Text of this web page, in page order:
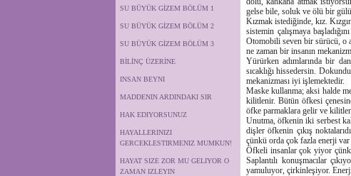
SU BÜYÜK GİZEM BÖLÜM 1
SU BÜYÜK GİZEM BÖLÜM 2
SU BÜYÜK GİZEM BÖLÜM 3
BİLİNÇ ÜZERİNE
INSAN BEYNI
MADDENIN ARDINDAKI SIR
HAK EDIYORSUNUZ
HAYALLERINIZI
GERCEKLESTIRMENIZ MUMKUN!
HAYAT SIZE ZOR MU GELIYOR O
ZAMAN IZLEYIN
gelse bile, soluk ve ölü bir
Kızmak istediğinde, kız.
sistemin çalışmaya
Otomobili seven bir sürücü, o
ne zaman bir insanın
Yürürken adımlarında bir
sıcaklığı hissedersin.
mekanizması iyi işlemektedir.
Maske kullanma; aksi halde
kilitlenir. Bütün öfkesi
öfke parmaklara gelir ve
Unutma, öfkenin iki serbest
dişler öfkenin çıkış
çünkü orda çok fazla enerji
Öfkeli insanlar çok yiyor
Saplantılı konuşmacılar
yamuluyor, çirkinleşiyor.